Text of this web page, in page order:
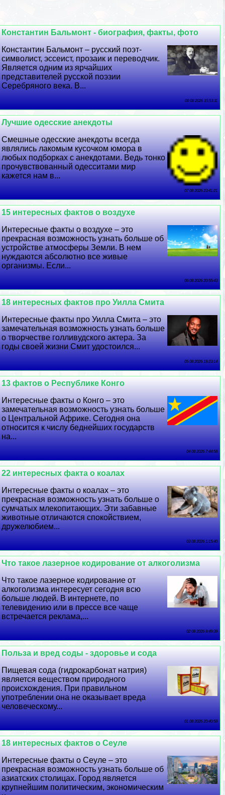
Константин Бальмонт - биография, факты, фото
Константин Бальмонт – русский поэт-
символист, эссеист, прозаик и переводчик.
Является одним из ярчайших
представителей русской поэзии
Серебряного века. В...
08 08 2026 15:53:11
Лучшие одесские анекдоты
Смешные одесские анекдоты всегда
являлись лакомым кусочком юмора в
любых подборках с анекдотами. Ведь тонко
прочувствованный одесситами мир
кажется нам в...
07 08 2026 23:41:21
15 интересных фактов о воздухе
Интересные факты о воздухе – это
прекрасная возможность узнать больше об
устройстве атмосферы Земли. В нем
нуждаются абсолютно все живые
организмы. Если...
06 08 2026 20:55:43
18 интересных фактов про Уилла Смита
Интересные факты про Уилла Смита – это
замечательная возможность узнать больше
о творчестве голливудского актера. За
годы своей жизни Смит удостоился...
05 08 2026 18:23:14
13 фактов о Республике Конго
Интересные факты о Конго – это
замечательная возможность узнать больше
о Центральной Африке. Сегодня она
относится к числу беднейших государств
на...
04 08 2026 7:44:58
22 интересных факта о коалах
Интересные факты о коалах – это
прекрасная возможность узнать больше о
сумчатых млекопитающих. Эти забавные
животные отличаются спокойствием,
дружелюбием...
03 08 2026 1:15:40
Что такое лазерное кодирование от алкоголизма
Что такое лазерное кодирование от
алкоголизма интересует сегодня всю
больше людей. В интернете, по
телевидению или в прессе все чаще
встречается реклама,...
02 08 2026 8:49:39
Польза и вред соды - здоровье и сода
Пищевая сода (гидрокарбонат натрия)
является веществом природного
происхождения. При правильном
употрeблении она не оказывает вреда
человеческому...
01 08 2026 20:40:59
18 интересных фактов о Сеуле
Интересные факты о Сеуле – это
прекрасная возможность узнать больше об
азиатских столицах. Город является
крупнейшим политическим, экономическим